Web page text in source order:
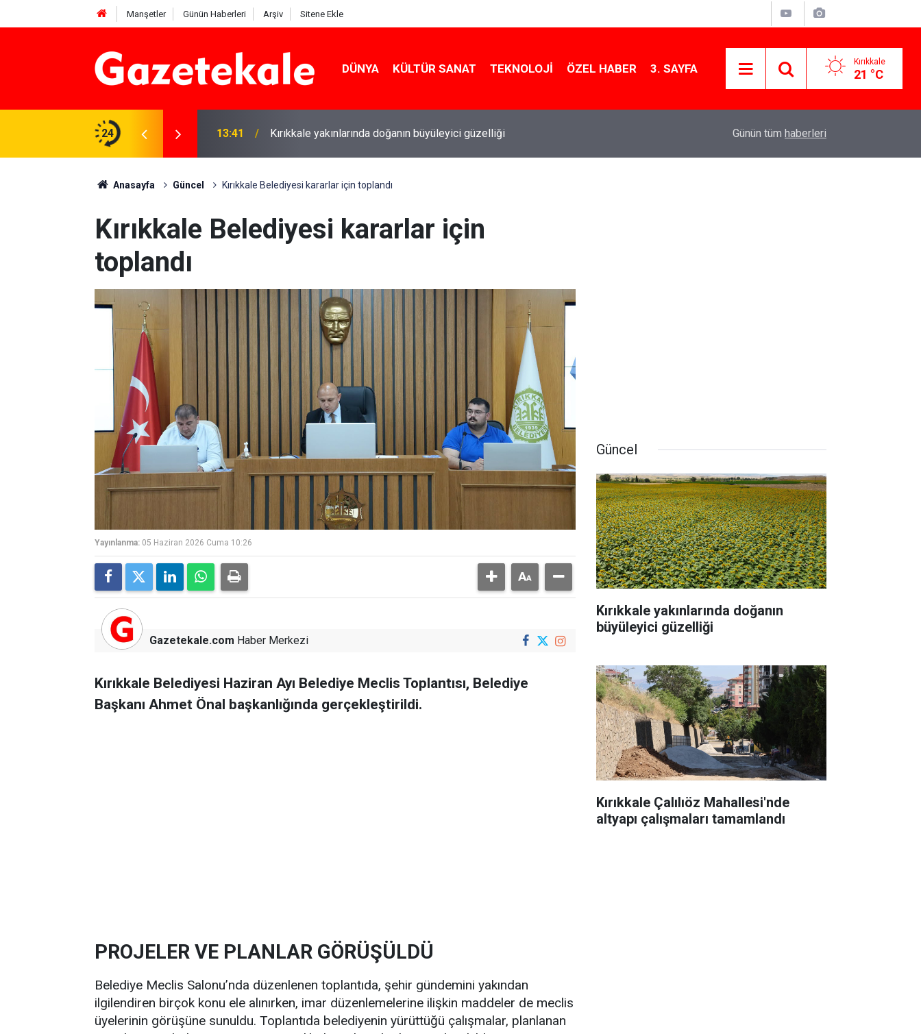
Manşetler Günün Haberleri Arşiv Sitene Ekle
DÜNYA KÜLTÜR SANAT TEKNOLOJI ÖZEL HABER 3. SAYFA Kırıkkale
21 °C
24
Çavdar başkan seçildi 13:41 Kırıkkale yakınlarında doğanın büyüleyici güzelliği Kırıkkale Çalılıöz Mahallesi'nde altyapı
Günün tüm haberleri
Anasayfa Güncel Kırıkkale Belediyesi kararlar için toplandı
Kırıkkale Belediyesi kararlar için
toplandı
Yayınlanma: 05 Haziran 2026 Cuma 10:26
Gazetekale.com Haber Merkezi
Kırıkkale Belediyesi Haziran Ayı Belediye Meclis Toplantısı, Belediye
Başkanı Ahmet Önal başkanlığında gerçekleştirildi.
PROJELER VE PLANLAR GÖRÜŞÜLDÜ
Belediye Meclis Salonu’nda düzenlenen toplantıda, şehir gündemini yakından
ilgilendiren birçok konu ele alınırken, imar düzenlemelerine ilişkin maddeler de meclis
üyelerinin görüşüne sunuldu. Toplantıda belediyenin yürüttüğü çalışmalar, planlanan
Güncel
Kırıkkale yakınlarında doğanın
büyüleyici güzelliği
Kırıkkale Çalılıöz Mahallesi'nde
altyapı çalışmaları tamamlandı